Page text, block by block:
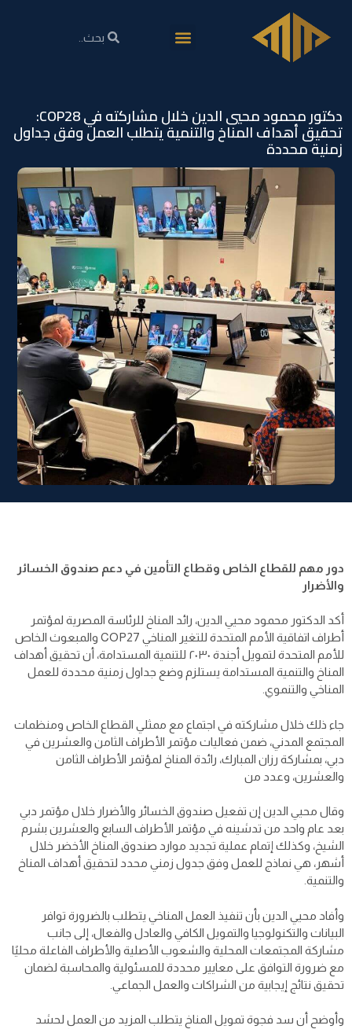
دكتور محمود محيي الدين خلال مشاركته في COP28:
تحقيق أهداف المناخ والتنمية يتطلب العمل وفق جداول
زمنية محددة
دور مهم للقطاع الخاص وقطاع التأمين في دعم صندوق الخسائر
والأضرار
أكد الدكتور محمود محيي الدين، رائد المناخ للرئاسة المصرية لمؤتمر
أطراف اتفاقية الأمم المتحدة للتغير المناخي COP27 والمبعوث الخاص
للأمم المتحدة لتمويل أجندة ٢٠٣٠ للتنمية المستدامة، أن تحقيق أهداف
المناخ والتنمية المستدامة يستلزم وضع جداول زمنية محددة للعمل
المناخي والتنموي.
جاء ذلك خلال مشاركته في اجتماع مع ممثلي القطاع الخاص ومنظمات
المجتمع المدني، ضمن فعاليات مؤتمر الأطراف الثامن والعشرين في
دبي، بمشاركة رزان المبارك، رائدة المناخ لمؤتمر الأطراف الثامن
والعشرين، وعدد من
وقال محيي الدين إن تفعيل صندوق الخسائر والأضرار خلال مؤتمر دبي
بعد عام واحد من تدشينه في مؤتمر الأطراف السابع والعشرين بشرم
الشيخ، وكذلك إتمام عملية تجديد موارد صندوق المناخ الأخضر خلال
أشهر، هي نماذج للعمل وفق جدول زمني محدد لتحقيق أهداف المناخ
والتنمية.
وأفاد محيي الدين بأن تنفيذ العمل المناخي يتطلب بالضرورة توافر
البيانات والتكنولوجيا والتمويل الكافي والعادل والفعال، إلى جانب
مشاركة المجتمعات المحلية والشعوب الأصلية والأطراف الفاعلة محليًا
مع ضرورة التوافق على معايير محددة للمسئولية والمحاسبة لضمان
تحقيق نتائج إيجابية من الشراكات والعمل الجماعي.
وأوضح أن سد فجوة تمويل المناخ يتطلب المزيد من العمل لحشد